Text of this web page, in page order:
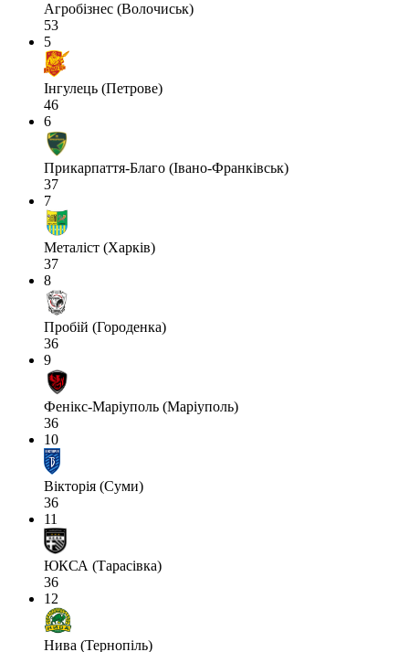
Агробізнес (Волочиськ)
53
5
Інгулець (Петрове)
46
6
Прикарпаття-Благо (Івано-Франківськ)
37
7
Металіст (Харків)
37
8
Пробій (Городенка)
36
9
Фенікс-Маріуполь (Маріуполь)
36
10
Вікторія (Суми)
36
11
ЮКСА (Тарасівка)
36
12
Нива (Тернопіль)